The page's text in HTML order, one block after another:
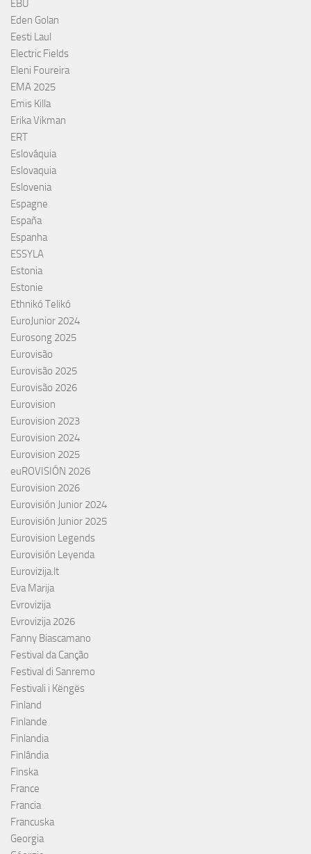
EBU
Eden Golan
Eesti Laul
Electric Fields
Eleni Foureira
EMA 2025
Emis Killa
Erika Vikman
ERT
Eslováquia
Eslovaquia
Eslovenia
Espagne
España
Espanha
ESSYLA
Estonia
Estonie
Ethnikó Telikó
EuroJunior 2024
Eurosong 2025
Eurovisão
Eurovisão 2025
Eurovisão 2026
Eurovision
Eurovision 2023
Eurovision 2024
Eurovision 2025
euROVISIÓN 2026
Eurovision 2026
Eurovisión Junior 2024
Eurovisión Junior 2025
Eurovision Legends
Eurovisión Leyenda
Eurovizija.lt
Eva Marija
Evrovizija
Evrovizija 2026
Fanny Biascamano
Festival da Canção
Festival di Sanremo
Festivali i Këngës
Finland
Finlande
Finlandia
Finlândia
Finska
France
Francia
Francuska
Georgia